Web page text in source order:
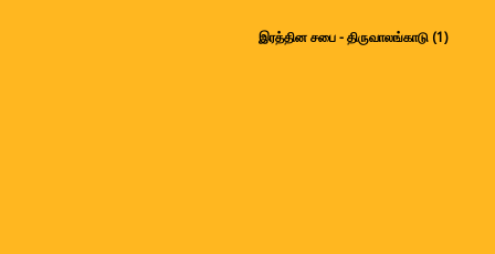
இரத்தின சபை - திருவாலங்காடு (1)